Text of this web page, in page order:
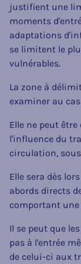
justifient une
moments
adaptations
se limitent le
vulnérables.
La zone à
examiner au
Elle ne peut
l'influence du
circulation,
Elle sera dès
abords directs
comportant une
Il se peut que
pas à l'entrée
de celui-ci aux